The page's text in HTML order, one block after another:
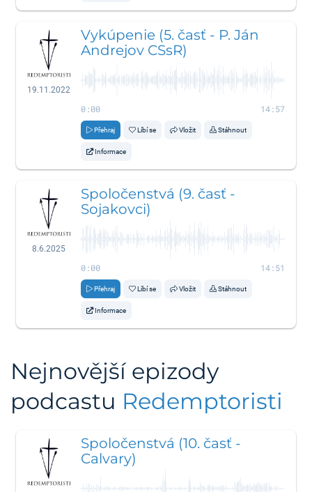
19.11.2022
Vykúpenie (5. časť - P. Ján
Andrejov CSsR)
0:00 14:57
Přehraj Líbí se Vložit Stáhnout
Informace
8.6.2025
Spoločenstvá (9. časť -
Sojakovci)
0:00 14:51
Přehraj Líbí se Vložit Stáhnout
Informace
Nejnovější epizody
podcastu Redemptoristi
Spoločenstvá (10. časť -
Calvary)